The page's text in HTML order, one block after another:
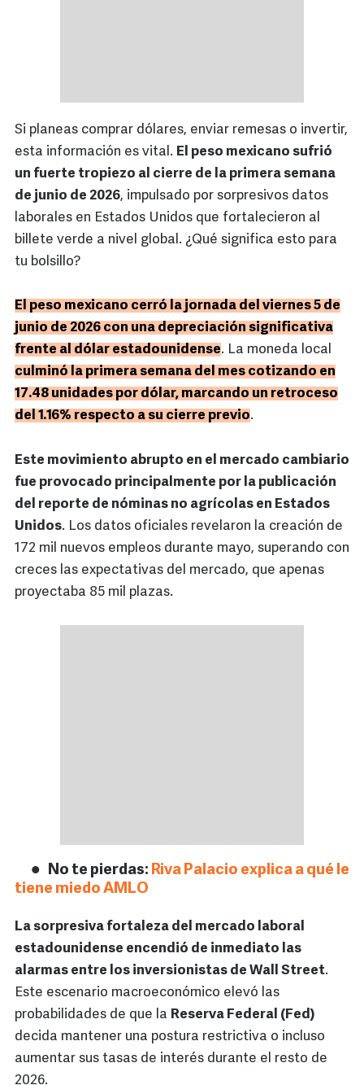
Si planeas comprar dólares, enviar remesas o invertir,
esta información es vital. El peso mexicano sufrió
un fuerte tropiezo al cierre de la primera semana
de junio de 2026, impulsado por sorpresivos datos
laborales en Estados Unidos que fortalecieron al
billete verde a nivel global. ¿Qué significa esto para
tu bolsillo?
El peso mexicano cerró la jornada del viernes 5 de
junio de 2026 con una depreciación significativa
frente al dólar estadounidense. La moneda local
culminó la primera semana del mes cotizando en
17.48 unidades por dólar, marcando un retroceso
del 1.16% respecto a su cierre previo.
Este movimiento abrupto en el mercado cambiario
fue provocado principalmente por la publicación
del reporte de nóminas no agrícolas en Estados
Unidos. Los datos oficiales revelaron la creación de
172 mil nuevos empleos durante mayo, superando con
creces las expectativas del mercado, que apenas
proyectaba 85 mil plazas.
No te pierdas: Riva Palacio explica a qué le
tiene miedo AMLO
La sorpresiva fortaleza del mercado laboral
estadounidense encendió de inmediato las
alarmas entre los inversionistas de Wall Street.
Este escenario macroeconómico elevó las
probabilidades de que la Reserva Federal (Fed)
decida mantener una postura restrictiva o incluso
aumentar sus tasas de interés durante el resto de
2026.